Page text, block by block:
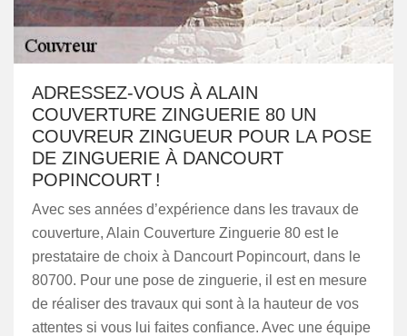
ADRESSEZ-VOUS À ALAIN
COUVERTURE ZINGUERIE 80 UN
COUVREUR ZINGUEUR POUR LA POSE
DE ZINGUERIE À DANCOURT
POPINCOURT !
Avec ses années d’expérience dans les travaux de
couverture, Alain Couverture Zinguerie 80 est le
prestataire de choix à Dancourt Popincourt, dans le
80700. Pour une pose de zinguerie, il est en mesure
de réaliser des travaux qui sont à la hauteur de vos
attentes si vous lui faites confiance. Avec une équipe